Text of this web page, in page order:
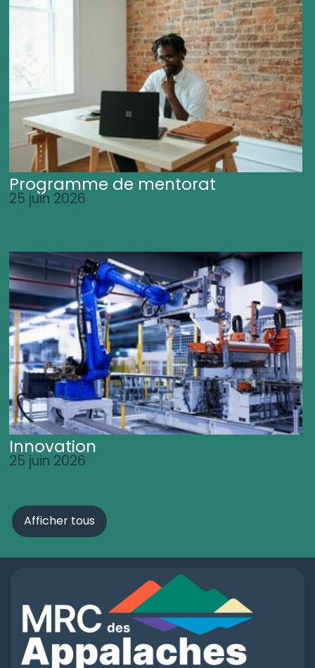
Programme de mentorat
25 juin 2026
Innovation
25 juin 2026
Afficher tous